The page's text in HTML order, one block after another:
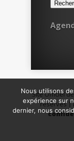
Site Officiel
réservés |
Nous utilisons
expérience sur
dernier, nous